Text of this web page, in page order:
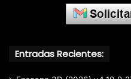
Entradas Recientes: